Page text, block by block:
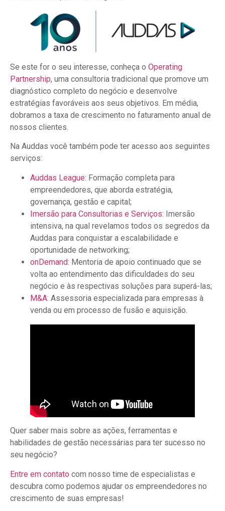
Se este for o seu interesse, conheça o Operating
Partnership, uma consultoria tradicional que promove um
diagnóstico completo do negócio e desenvolve
estratégias favoráveis aos seus objetivos. Em média,
dobramos a taxa de crescimento no faturamento anual de
nossos clientes.
Na Auddas você também pode ter acesso aos seguintes
serviços:
Auddas League: Formação completa para
empreendedores, que aborda estratégia,
governança, gestão e capital;
Imersão para Consultorias e Serviços: Imersão
intensiva, na qual revelamos todos os segredos da
Auddas para conquistar a escalabilidade e
oportunidade de networking;
onDemand: Mentoria de apoio continuado que se
volta ao entendimento das dificuldades do seu
negócio e às respectivas soluções para superá-las;
M&A: Assessoria especializada para empresas à
venda ou em processo de fusão e aquisição.
Quer saber mais sobre as ações, ferramentas e
habilidades de gestão necessárias para ter sucesso no
seu negócio?
Entre em contato com nosso time de especialistas e
descubra como podemos ajudar os empreendedores no
crescimento de suas empresas!